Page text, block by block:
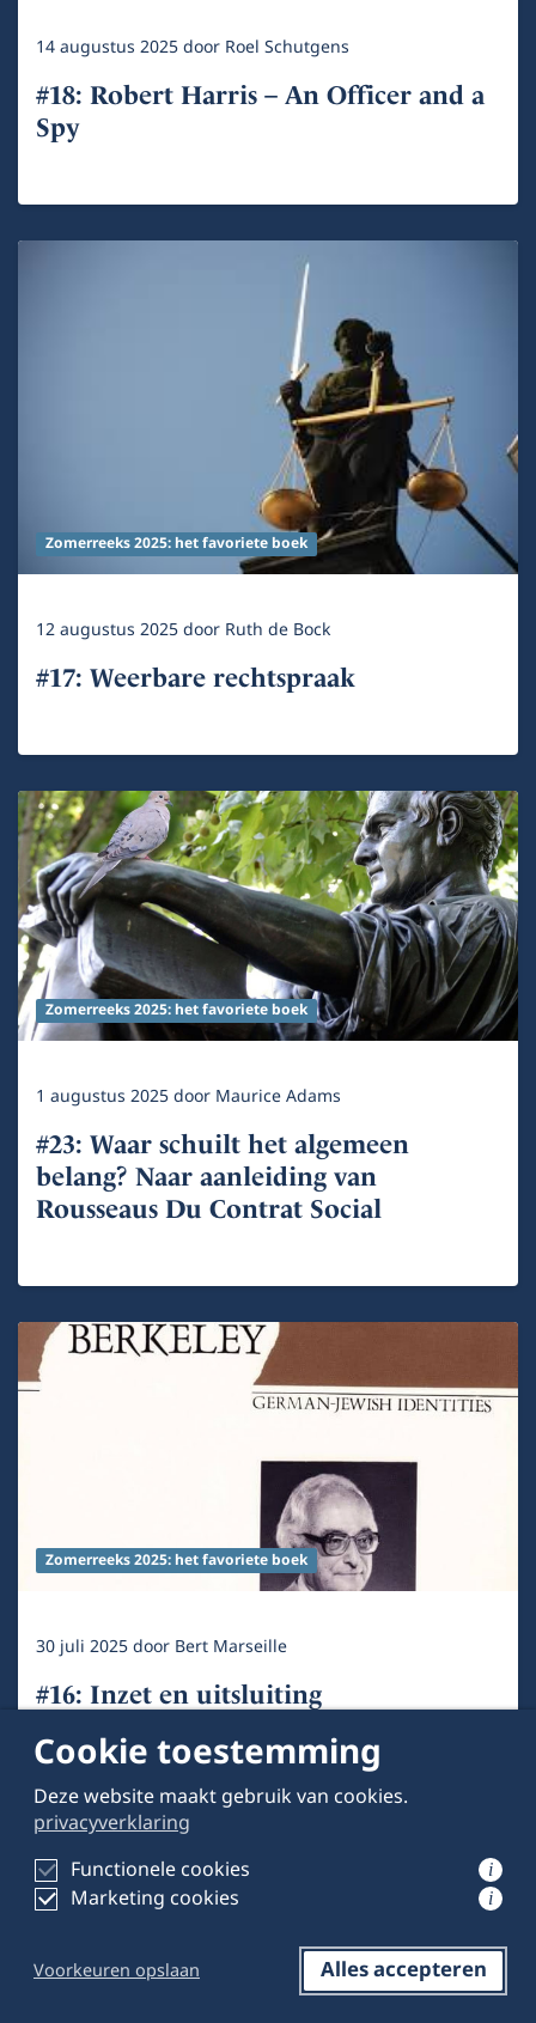
Opslaan Delen op LinkedIn Reageren
14 augustus 2025door Roel Schutgens
#18: Robert Harris – An Officer and a
Spy
Zomerreeks 2025: het favoriete boek
12 augustus 2025door Ruth de Bock
#17: Weerbare rechtspraak
Zomerreeks 2025: het favoriete boek
1 augustus 2025door Maurice Adams
#23: Waar schuilt het algemeen
belang? Naar aanleiding van
Rousseaus Du Contrat Social
Zomerreeks 2025: het favoriete boek
30 juli 2025door Bert Marseille
#16: Inzet en uitsluiting
Cookie toestemming
Deze website maakt gebruik van cookies.
privacyverklaring
Functionele cookies
i
Marketing cookies i
Voorkeuren opslaan Alles accepteren